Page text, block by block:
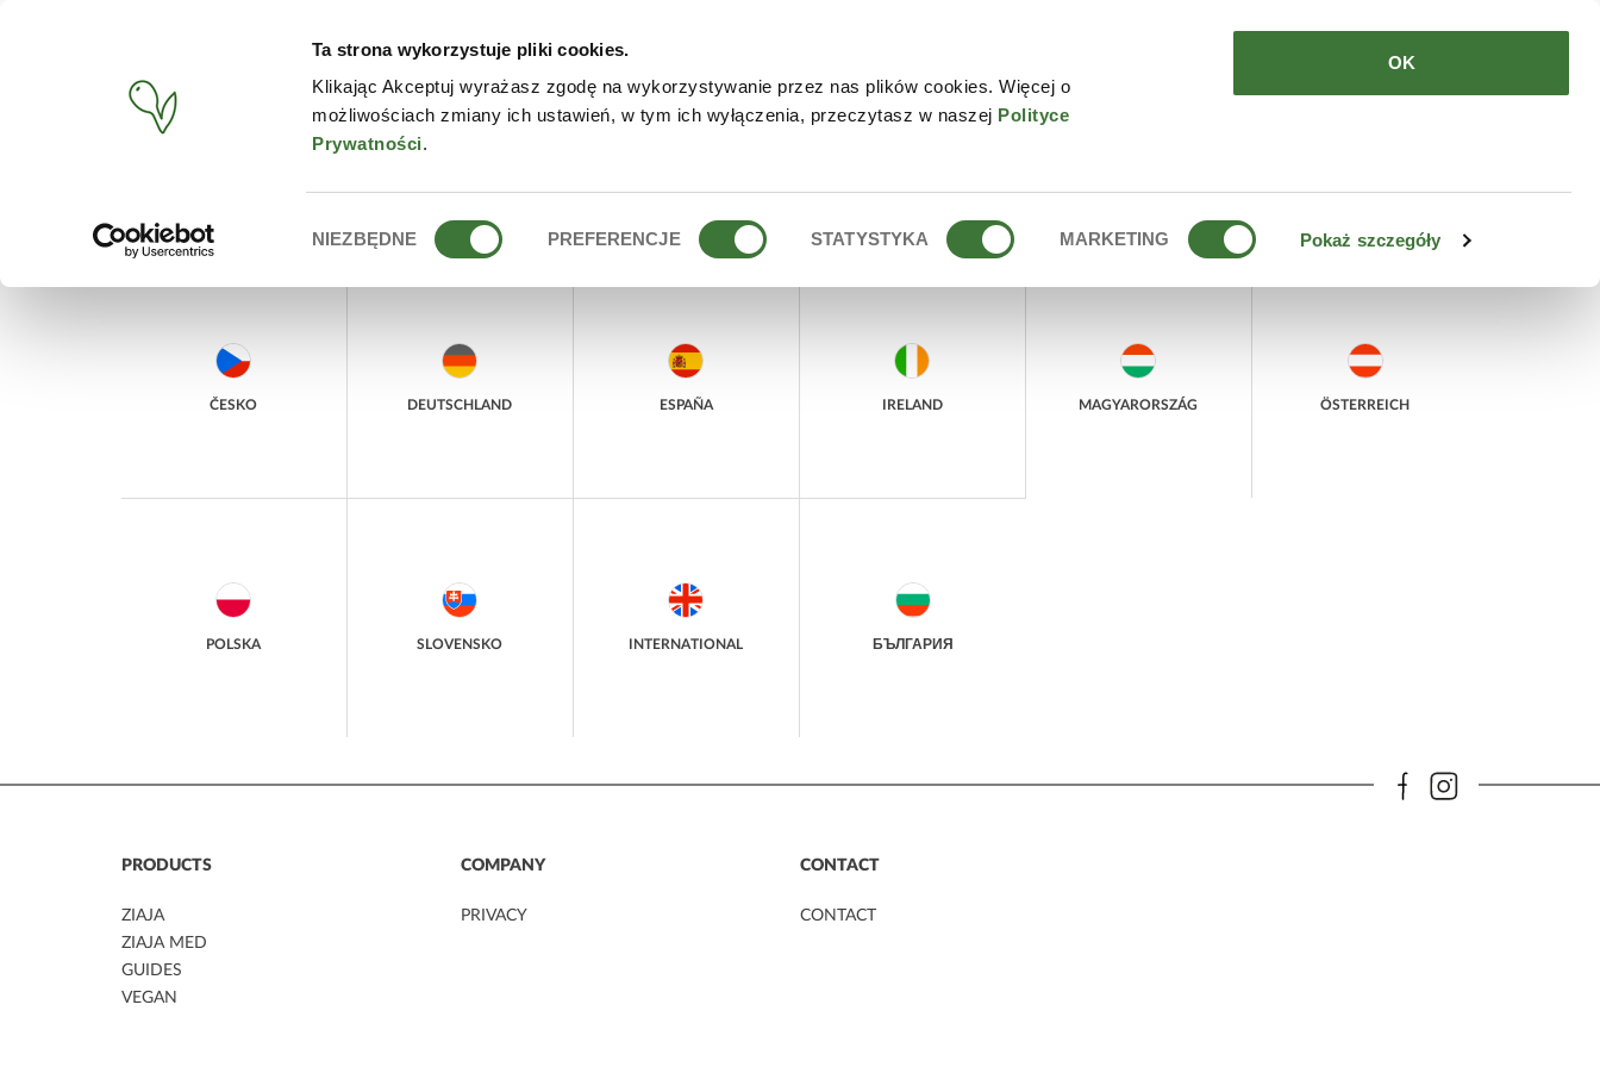
Ta strona wykorzystuje pliki cookies.
Klikając Akceptuj wyrażasz zgodę na wykorzystywanie przez nas plików cookies. Więcej o
możliwościach zmiany ich ustawień, w tym ich wyłączenia, przeczytasz w naszej Polityce
Prywatności.
zgody
NIEZBĘDNE PREFERENCJE STATYSTYKA MARKETING Pokaż szczegóły
OK
PRODUCTS CONTACT
START
SELECT COUNTRY
ČESKO DEUTSCHLAND ESPAÑA IRELAND MAGYARORSZÁG ÖSTERREICH
POLSKA SLOVENSKO INTERNATIONAL БЪЛГАРИЯ
PRODUCTS
ZIAJA
ZIAJA MED
GUIDES
VEGAN
COMPANY
PRIVACY
CONTACT
CONTACT